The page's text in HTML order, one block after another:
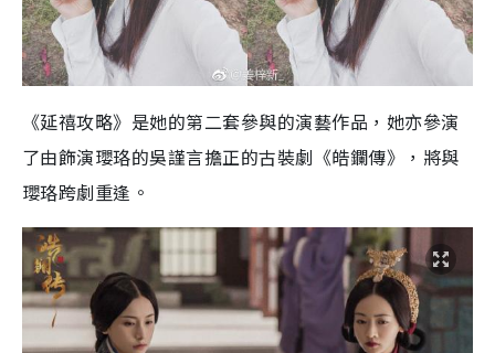
《延禧攻略》是她的第二套參與的演藝作品，她亦參演
了由飾演瓔珞的吳謹言擔正的古裝劇《皓鑭傳》，將與
瓔珞跨劇重逢。